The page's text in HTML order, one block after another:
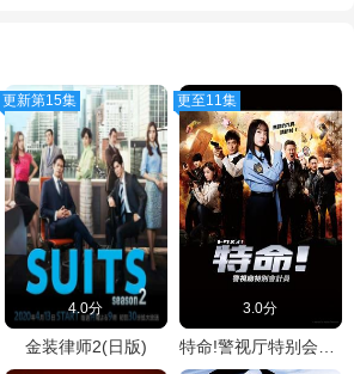
更新第15集
4.0分
金装律师2(日版)
更至11集
3.0分